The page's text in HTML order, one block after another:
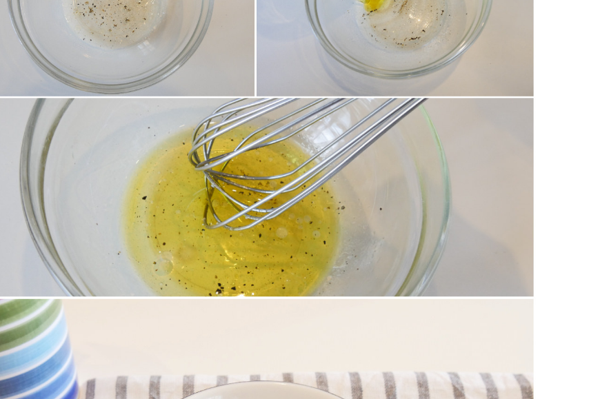
La vinaigrette è pronta: aggiungete spezie o aromi a piacere, se volete, e usatela subito.